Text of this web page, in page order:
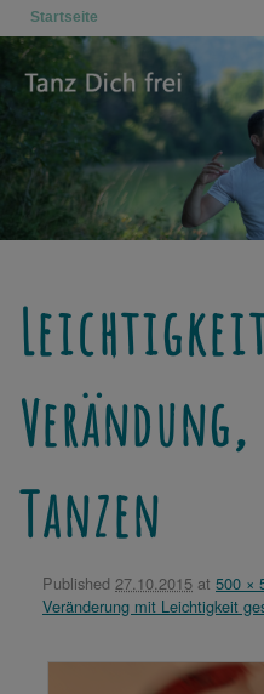
Startseite
Zum Inhalt wechseln
Zum sekundären Inhalt wechseln
Tanzen
Published 27.10.2015 at 500 ×
Veränderung mit Leichtigkeit